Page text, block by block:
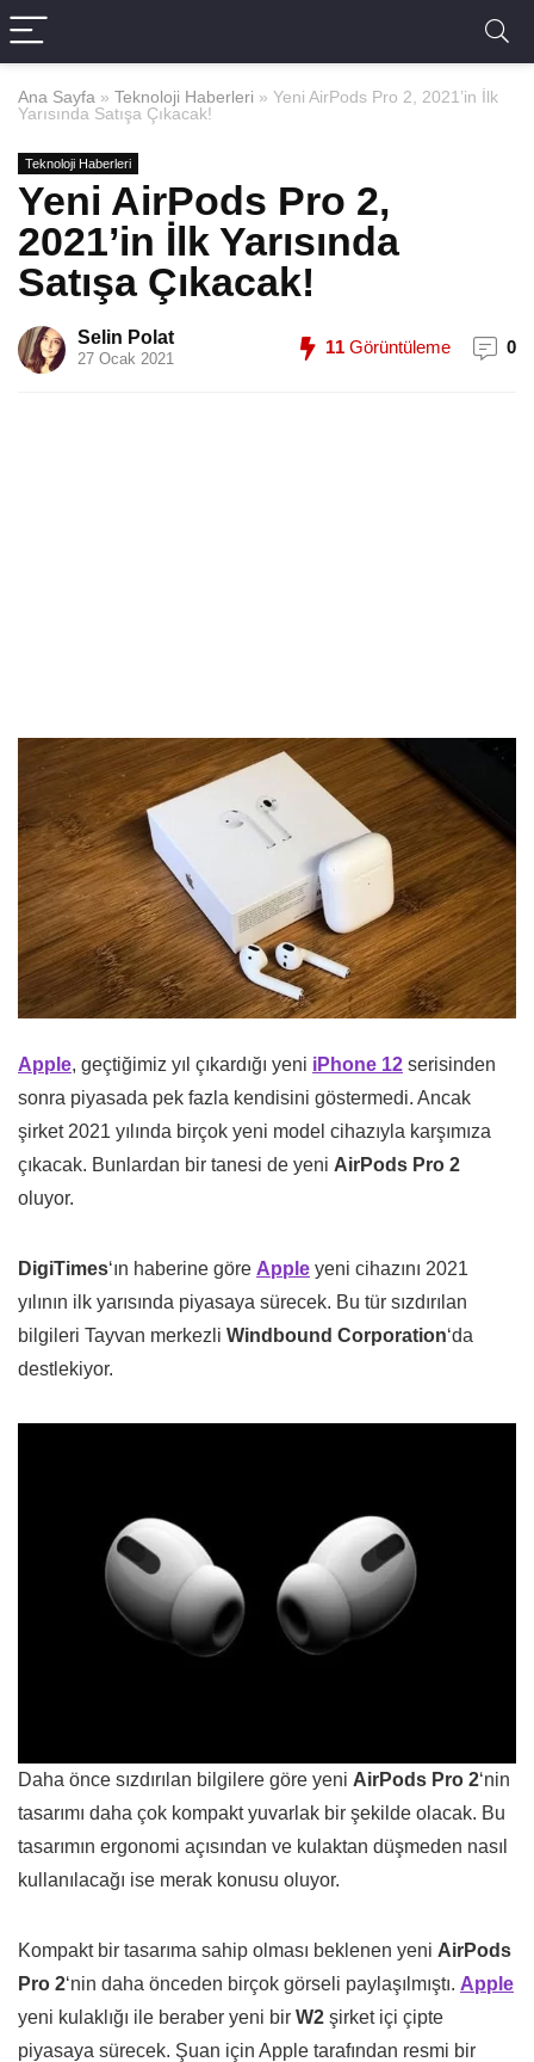
Ana Sayfa » Teknoloji Haberleri » Yeni AirPods Pro 2, 2021’in İlk
Yarısında Satışa Çıkacak!
Teknoloji Haberleri
Yeni AirPods Pro 2,
2021’in İlk Yarısında
Satışa Çıkacak!
Selin Polat
27 Ocak 2021
11 Görüntüleme 0
Apple, geçtiğimiz yıl çıkardığı yeni iPhone 12 serisinden
sonra piyasada pek fazla kendisini göstermedi. Ancak
şirket 2021 yılında birçok yeni model cihazıyla karşımıza
çıkacak. Bunlardan bir tanesi de yeni AirPods Pro 2
oluyor.
DigiTimes‘ın haberine göre Apple yeni cihazını 2021
yılının ilk yarısında piyasaya sürecek. Bu tür sızdırılan
bilgileri Tayvan merkezli Windbound Corporation‘da
destlekiyor.
Daha önce sızdırılan bilgilere göre yeni AirPods Pro 2‘nin
tasarımı daha çok kompakt yuvarlak bir şekilde olacak. Bu
tasarımın ergonomi açısından ve kulaktan düşmeden nasıl
kullanılacağı ise merak konusu oluyor.
Kompakt bir tasarıma sahip olması beklenen yeni AirPods
Pro 2‘nin daha önceden birçok görseli paylaşılmıştı. Apple
yeni kulaklığı ile beraber yeni bir W2 şirket içi çipte
piyasaya sürecek. Şuan için Apple tarafından resmi bir